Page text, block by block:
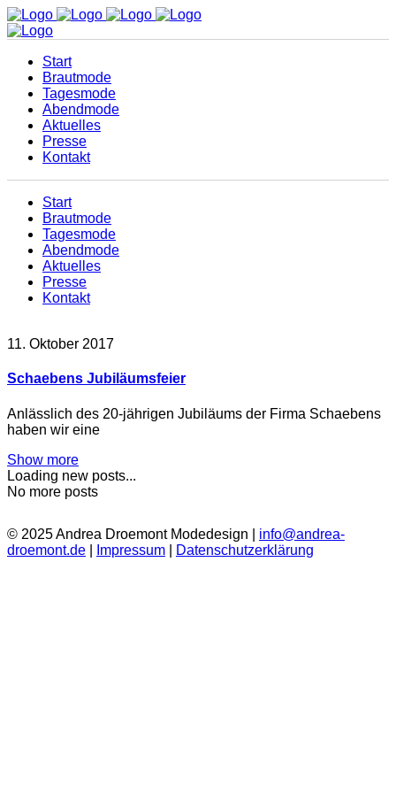
Start
Brautmode
Tagesmode
Abendmode
Aktuelles
Presse
Kontakt
Start
Brautmode
Tagesmode
Abendmode
Aktuelles
Presse
Kontakt
11. Oktober 2017
Schaebens Jubiläumsfeier
Anlässlich des 20-jährigen Jubiläums der Firma Schaebens
haben wir eine
Show more
Loading new posts...
No more posts
© 2025 Andrea Droemont Modedesign | info@andrea-
droemont.de
Impressum Datenschutzerklärung